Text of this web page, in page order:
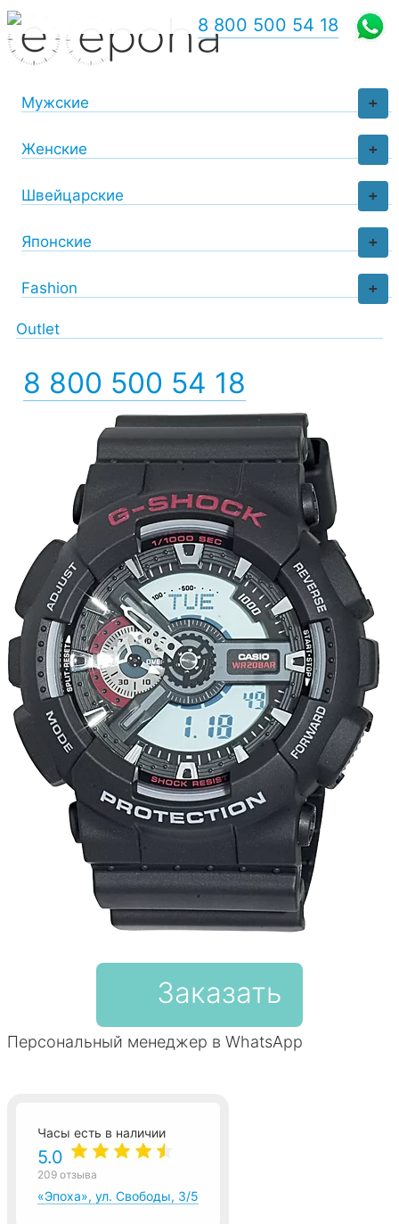
+
Мужские
+
Женские
+
Швейцарские
+
Японские
+
Fashion
Outlet
8 800 500 54 18
8 800 500 54 18
Заказать
Персональный менеджер в WhatsApp
Часы есть в наличии
5.0
209 отзыва
«Эпоха», ул. Свободы, 3/5